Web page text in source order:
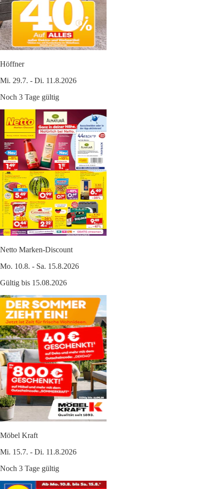
Höffner
Mi. 29.7. - Di. 11.8.2026
Noch 3 Tage gültig
Netto Marken-Discount
Mo. 10.8. - Sa. 15.8.2026
Gültig bis 15.08.2026
Möbel Kraft
Mi. 15.7. - Di. 11.8.2026
Noch 3 Tage gültig